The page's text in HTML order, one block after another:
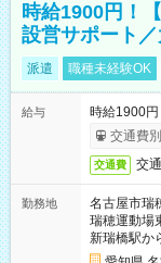
時給1900円！
設営サポート
派遣 職種未経験OK
給与
時給1900円
交通費
交通費 交
勤務地
名古屋市瑞
瑞穂運動場
新瑞橋駅か